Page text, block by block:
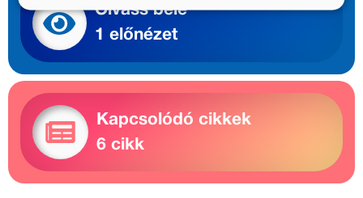
Olvass bele
1 előnézet
Kapcsolódó cikkek
6 cikk